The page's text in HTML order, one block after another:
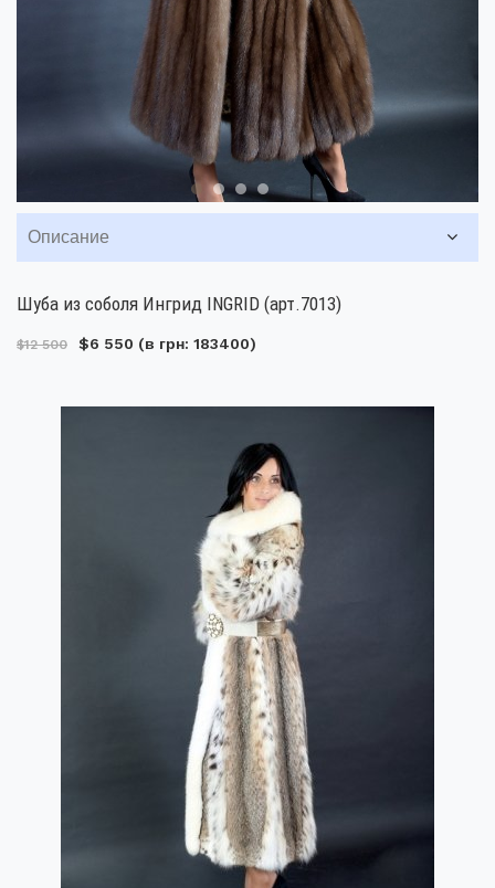
Описание
Шуба из соболя Ингрид INGRID (арт.7013)
$12 500 $6 550 (в грн: 183400)